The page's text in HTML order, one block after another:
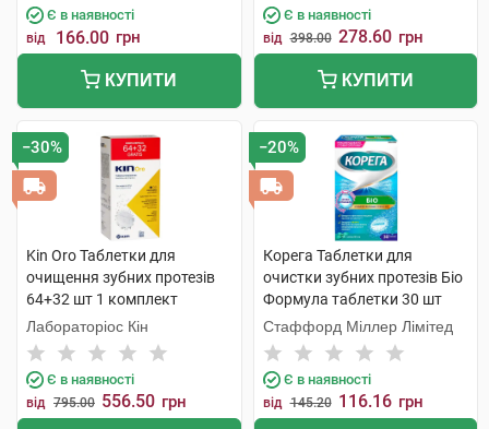
Є в наявності
від 166.00 грн
КУПИТИ
Є в наявності
від 398.00 278.60 грн
КУПИТИ
−30%
Kin Oro Таблетки для
очищення зубних протезів
64+32 шт 1 комплект
Лабораторіос Кін
Є в наявності
від 795.00 556.50 грн
−20%
Корега Таблетки для
очистки зубних протезів Біо
Формула таблетки 30 шт
Стаффорд Міллер Лімітед
Є в наявності
від 145.20 116.16 грн